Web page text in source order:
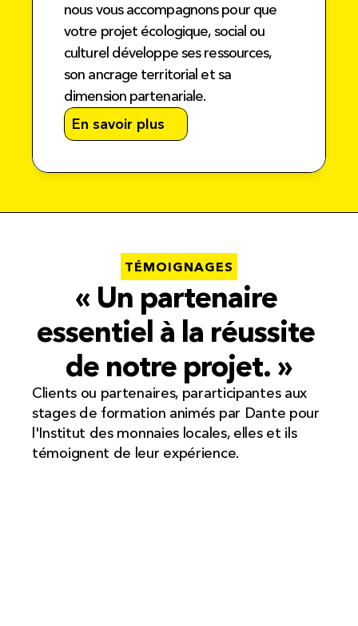
nous vous accompagnons pour que
votre projet écologique, social ou
culturel développe ses ressources,
son ancrage territorial et sa
dimension partenariale.
En savoir plus
TÉMOIGNAGES
« Un partenaire
essentiel à la réussite
de notre projet. »
Clients ou partenaires, pararticipantes aux
stages de formation animés par Dante pour
l'Institut des monnaies locales, elles et ils
témoignent de leur expérience.